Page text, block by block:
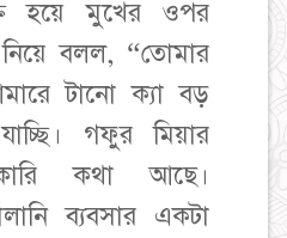
হয়ে মুখের ওপর
বলল, “তোমার
টানো ক্যা বড়
গফুর মিয়ার
কথা আছে।
ব্যবসার একটা